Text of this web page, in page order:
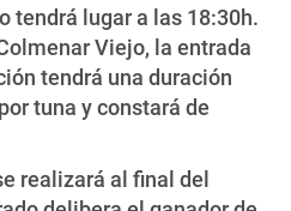
tendrá lugar a las 18:30h.
Viejo, la entrada
tendrá una duración
tuna y constará de
realizará al final del